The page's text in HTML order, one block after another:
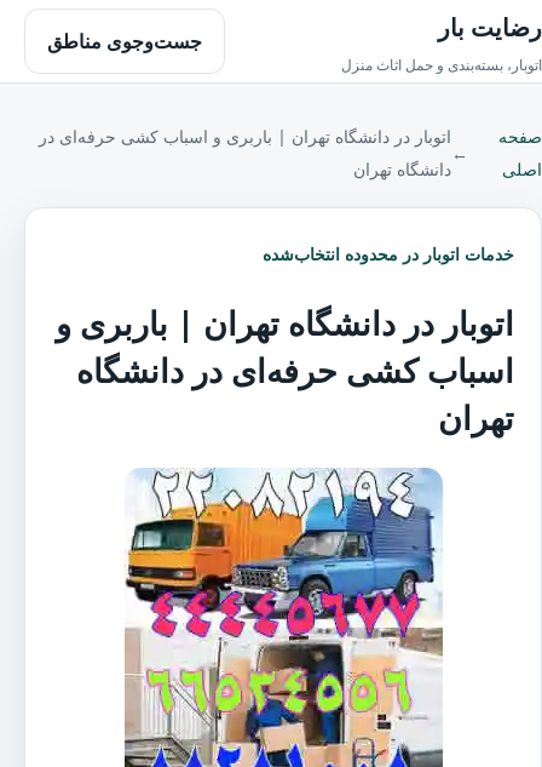
رضایت بار
اتوبار، بسته‌بندی و حمل اثاث منزل
جست‌وجوی مناطق
صفحه
اصلی
←
اتوبار در دانشگاه تهران | باربری و اسباب کشی حرفه‌ای در
دانشگاه تهران
خدمات اتوبار در محدوده انتخاب‌شده
اتوبار در دانشگاه تهران | باربری و
اسباب کشی حرفه‌ای در دانشگاه
تهران